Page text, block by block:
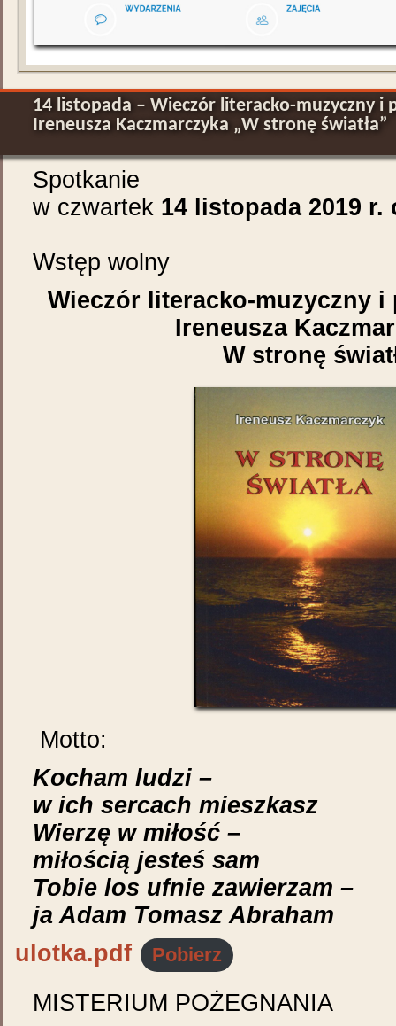
14 listopada – Wieczór literacko-muzyczny i
Ireneusza Kaczmarczyka „W stronę światła”
Spotkanie
w czwartek 14 listopada 2019 r.
Wstęp wolny
Wieczór literacko-muzyczny
Ireneusza
W stronę
Motto:
Kocham ludzi –
w ich sercach mieszkasz
Wierzę w miłość –
miłością jesteś sam
Tobie los ufnie zawierzam –
ja Adam Tomasz Abraham
ulotka.pdf
Pobierz
MISTERIUM POŻEGNANIA